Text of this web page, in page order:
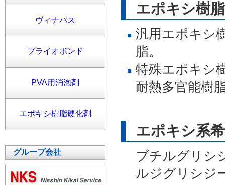
ヴィナパス
プライオボンド
PVA用消泡剤
エポキシ樹脂硬化剤
グループ会社
エポキシ樹脂
汎用エポキシ
脂。
特殊エポキシ
耐熱多官能樹
エポキシ系
ブチルグリシ
ルジグリシジ